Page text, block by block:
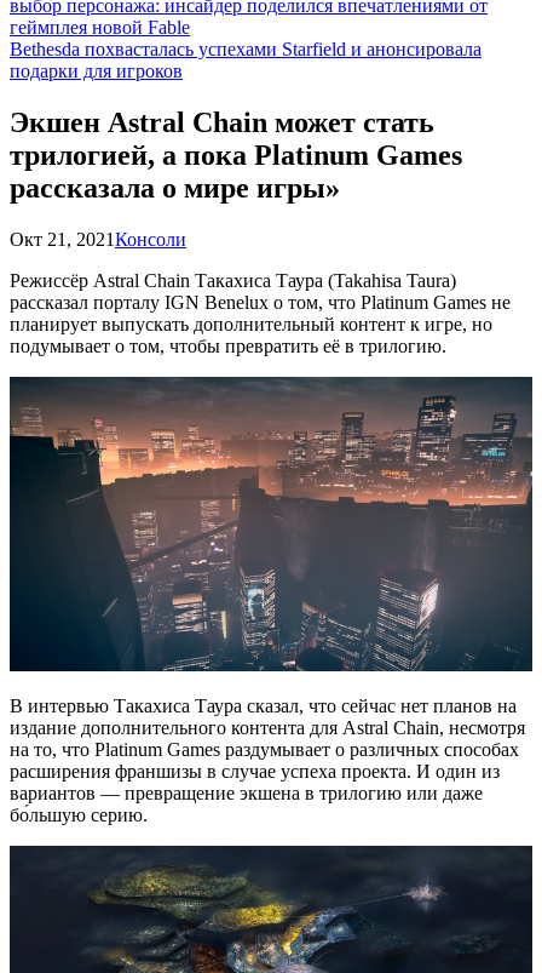
выбор персонажа: инсайдер поделился впечатлениями от
геймплея новой Fable
Bethesda похвасталась успехами Starfield и анонсировала
подарки для игроков
Экшен Astral Chain может стать
трилогией, а пока Platinum Games
рассказала о мире игры»
Окт 21, 2021Консоли
Режиссёр Astral Chain Такахиса Таура (Takahisa Taura)
рассказал порталу IGN Benelux о том, что Platinum Games не
планирует выпускать дополнительный контент к игре, но
подумывает о том, чтобы превратить её в трилогию.
В интервью Такахиса Таура сказал, что сейчас нет планов на
издание дополнительного контента для Astral Chain, несмотря
на то, что Platinum Games раздумывает о различных способах
расширения франшизы в случае успеха проекта. И один из
вариантов — превращение экшена в трилогию или даже
бо́льшую серию.